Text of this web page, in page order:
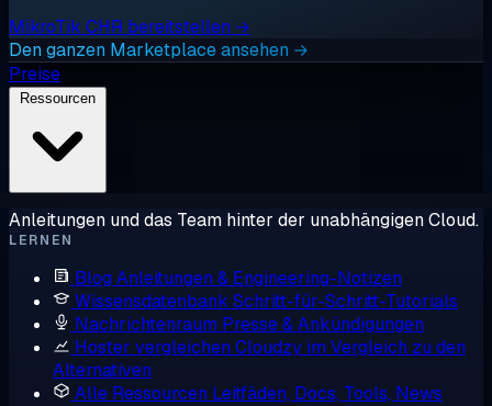
MikroTik CHR bereitstellen →
Den ganzen Marketplace ansehen →
Preise
Anleitungen und das Team hinter der unabhängigen Cloud.
LERNEN
Blog Anleitungen & Engineering-Notizen
Wissensdatenbank Schritt-für-Schritt-Tutorials
Nachrichtenraum Presse & Ankündigungen
Hoster vergleichen Cloudzy im Vergleich zu den
Alternativen
Alle Ressourcen Leitfäden, Docs, Tools, News